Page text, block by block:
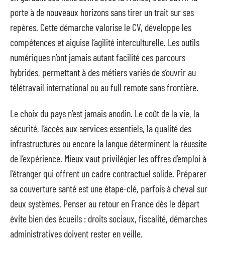
porte à de nouveaux horizons sans tirer un trait sur ses
repères. Cette démarche valorise le CV, développe les
compétences et aiguise l’agilité interculturelle. Les outils
numériques n’ont jamais autant facilité ces parcours
hybrides, permettant à des métiers variés de s’ouvrir au
télétravail international ou au full remote sans frontière.
Le choix du pays n’est jamais anodin. Le coût de la vie, la
sécurité, l’accès aux services essentiels, la qualité des
infrastructures ou encore la langue déterminent la réussite
de l’expérience. Mieux vaut privilégier les offres d’emploi à
l’étranger qui offrent un cadre contractuel solide. Préparer
sa couverture santé est une étape-clé, parfois à cheval sur
deux systèmes. Penser au retour en France dès le départ
évite bien des écueils : droits sociaux, fiscalité, démarches
administratives doivent rester en veille.